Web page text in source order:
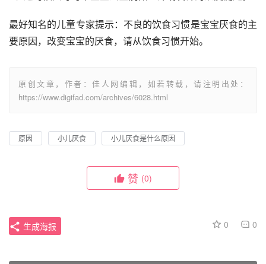
最好知名的儿童专家提示：不良的饮食习惯是宝宝厌食的主
要原因，改变宝宝的厌食，请从饮食习惯开始。
原创文章，作者：佳人网编辑，如若转载，请注明出处：
https://www.digifad.com/archives/6028.html
原因 小儿厌食 小儿厌食是什么原因
赞 (0)
0 0
生成海报